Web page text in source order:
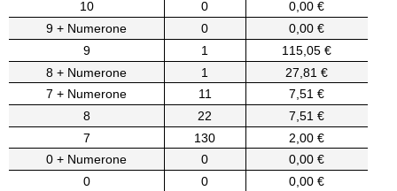
10
0
0,00 €
9 + Numerone
0
0,00 €
9
1
115,05 €
8 + Numerone
1
27,81 €
7 + Numerone
11
7,51 €
8
22
7,51 €
7
130
2,00 €
0 + Numerone
0
0,00 €
0
0
0,00 €